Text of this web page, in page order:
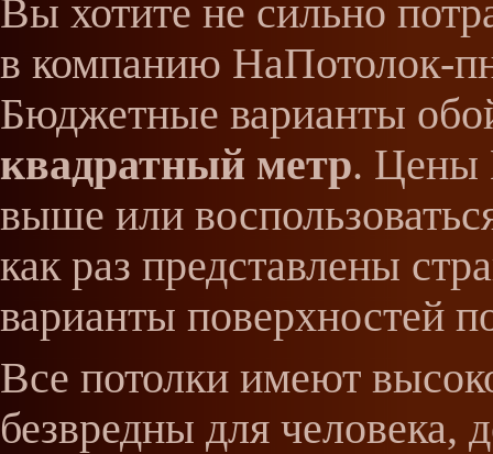
Вы хотите не сильно
в компанию НаПотолок-
Бюджетные варианты
квадратный метр. Цены
выше или
как раз представлены
варианты поверхностей
Все потолки имеют
безвредны для